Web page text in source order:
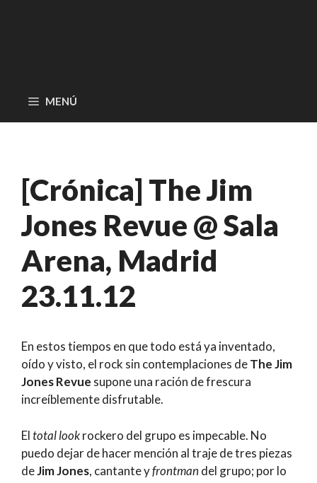
MENÚ
[Crónica] The Jim
Jones Revue @ Sala
Arena, Madrid
23.11.12
En estos tiempos en que todo está ya inventado,
oído y visto, el rock sin contemplaciones deThe Jim
Jones Revue supone una ración de frescura
increíblemente disfrutable.
Eltotal lookrockero del grupo es impecable. No
puedo dejar de hacer mención al traje de tres piezas
deJim Jones, cantante yfrontmandel grupo; por lo